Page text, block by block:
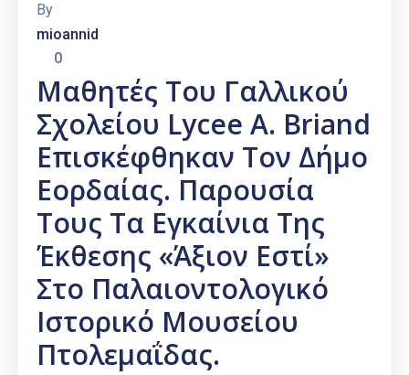
By
mioannid
0
Μαθητές Του Γαλλικού
Σχολείου Lycee A. Briand
Επισκέφθηκαν Τον Δήμο
Εορδαίας. Παρουσία
Τους Τα Εγκαίνια Της
Έκθεσης «Άξιον Εστί»
Στο Παλαιοντολογικό
Ιστορικό Μουσείου
Πτολεμαΐδας.